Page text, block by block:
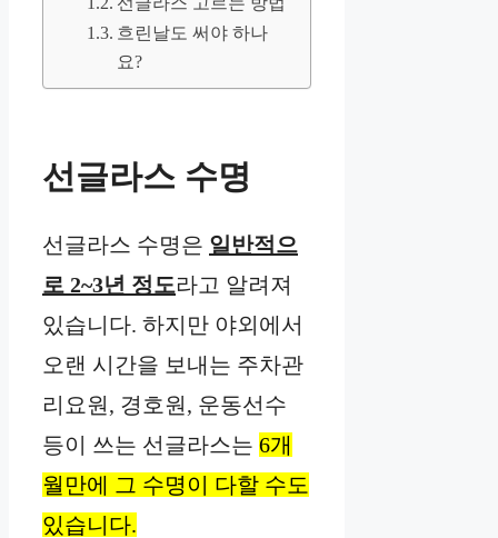
흐린날도 써야 하나
요?
선글라스 수명
선글라스 수명은 일반적으
로 2~3년 정도라고 알려져
있습니다. 하지만 야외에서
오랜 시간을 보내는 주차관
리요원, 경호원, 운동선수
등이 쓰는 선글라스는 6개
월만에 그 수명이 다할 수도
있습니다.